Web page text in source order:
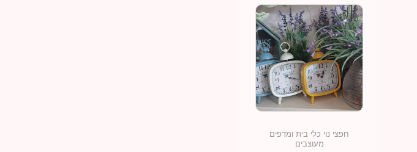
חפצי נוי כלי בית ומדפים
מעוצבים
זה
יש
מספר
סוגים.
ניתן
לבחור
את
האפשרויות